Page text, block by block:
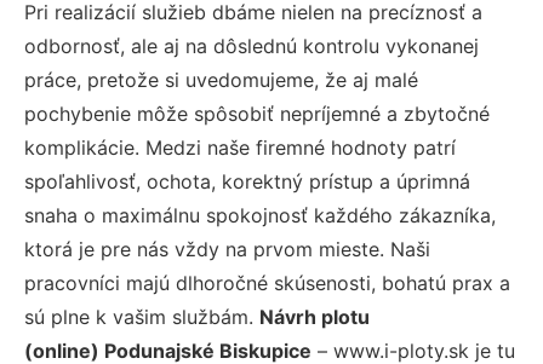
Pri realizácií služieb dbáme nielen na precíznosť a
odbornosť, ale aj na dôslednú kontrolu vykonanej
práce, pretože si uvedomujeme, že aj malé
pochybenie môže spôsobiť nepríjemné a zbytočné
komplikácie. Medzi naše firemné hodnoty patrí
spoľahlivosť, ochota, korektný prístup a úprimná
snaha o maximálnu spokojnosť každého zákazníka,
ktorá je pre nás vždy na prvom mieste. Naši
pracovníci majú dlhoročné skúsenosti, bohatú prax a
sú plne k vašim službám. Návrh plotu
(online) Podunajské Biskupice – www.i-ploty.sk je tu